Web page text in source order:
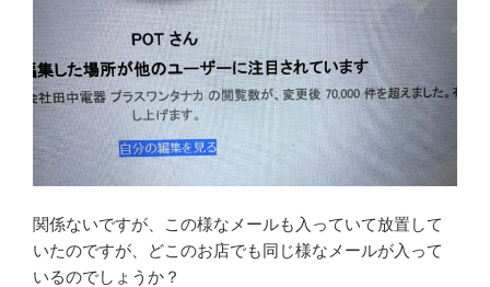
関係ないですが、この様なメールも入っていて放置して
いたのですが、どこのお店でも同じ様なメールが入って
いるのでしょうか？